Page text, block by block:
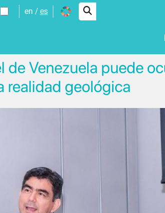
en es
Venezuela puede
realidad geológica